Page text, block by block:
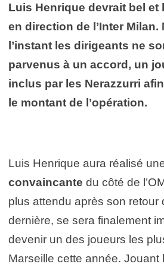
Luis Henrique devrait bel et
en direction de l’Inter Milan.
l’instant les dirigeants ne
parvenus à un accord, un
inclus par les Nerazzurri
le montant de l’opération.
Luis Henrique aura réalisé
convaincante du côté de
plus attendu après son retour
dernière, se sera finalement
devenir un des joueurs les
Marseille cette année. Jouant